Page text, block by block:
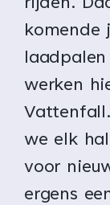
rijden.
komende
werken
we elk
voor
ergens